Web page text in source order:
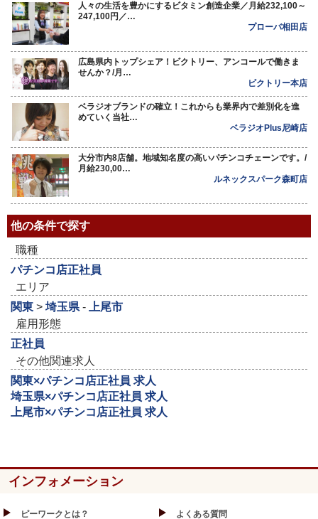
人々の生活を豊かにするビタミン創造企業／月給232,100～
247,100円／…
プローバ相田店
広島県内トップシェア！ビクトリー、アンコールで働きま
せんか？/月…
ビクトリー本店
ベラジオブランドの確立！これからも業界内で差別化を進
めていく当社…
ベラジオPlus尼崎店
大分市内8店舗。地域知名度の高いパチンコチェーンです。/
月給230,00…
ルネックスパーク森町店
他の条件で探す
職種
パチンコ店正社員
エリア
関東 > 埼玉県- 上尾市
雇用形態
正社員
その他関連求人
関東×パチンコ店正社員 求人
埼玉県×パチンコ店正社員 求人
上尾市×パチンコ店正社員 求人
インフォメーション
ピーワークとは？ よくある質問